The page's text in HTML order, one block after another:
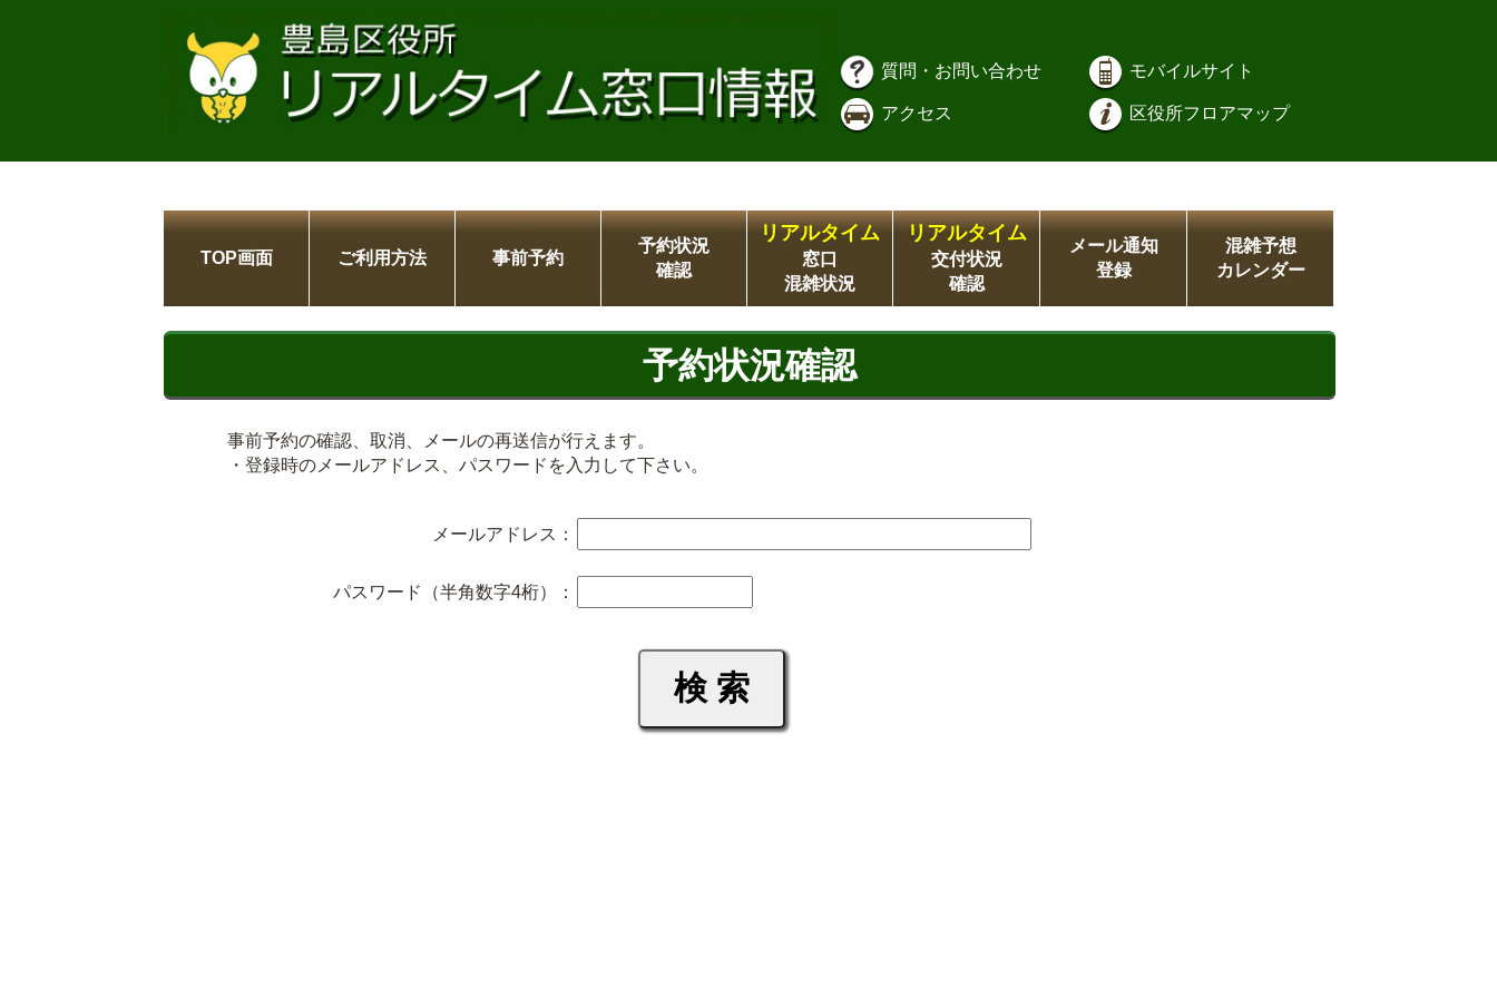
質問・お問い合わせ モバイルサイト
アクセス 区役所フロアマップ
TOP画面 ご利用方法 事前予約
予約状況
確認
リアルタイム
窓口
混雑状況
リアルタイム
交付状況
確認
メール通知
登録
混雑予想
カレンダー
予約状況確認
事前予約の確認、取消、メールの再送信が行えます。
・登録時のメールアドレス、パスワードを入力して下さい。
メールアドレス：
パスワード（半角数字4桁）：